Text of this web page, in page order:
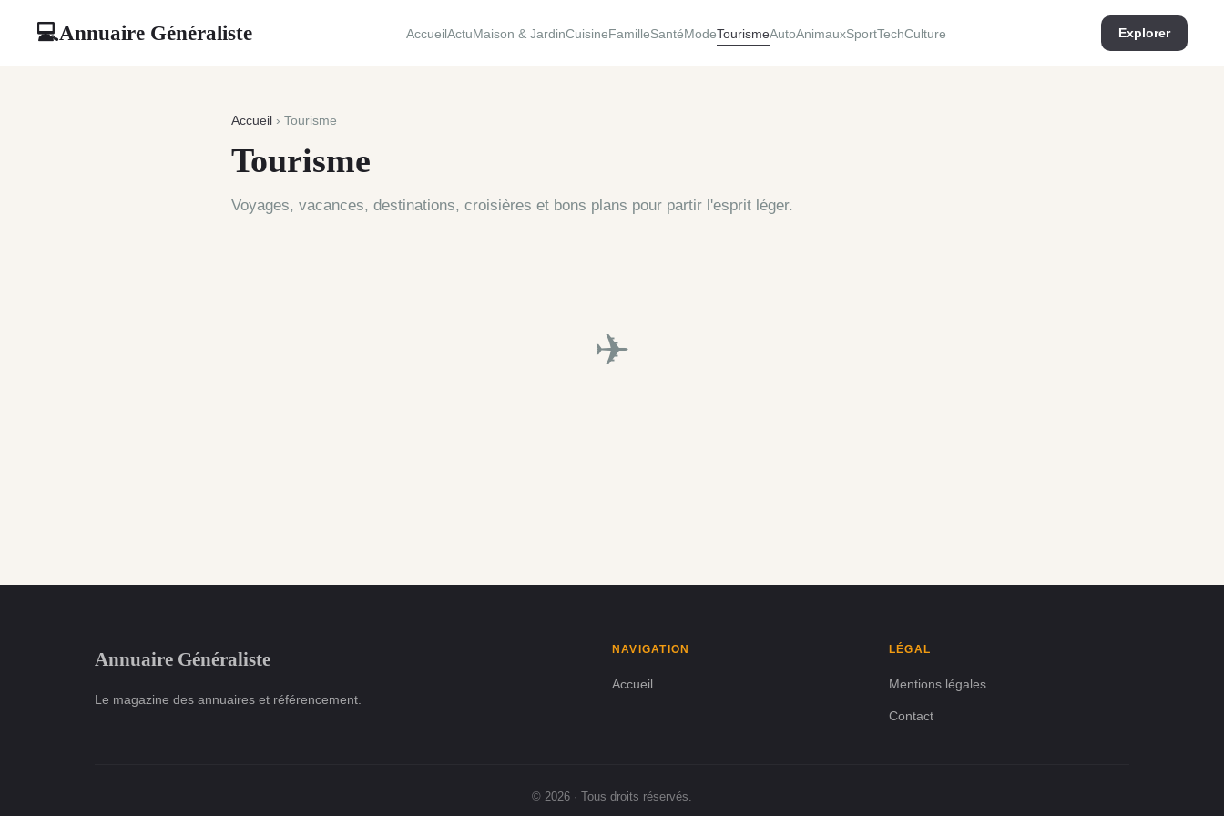
💻Annuaire Généraliste AccueilActuMaison & JardinCuisineFamilleSantéModeTourismeAutoAnimauxSportTechCulture Explorer
Accueil › Tourisme
Tourisme
Voyages, vacances, destinations, croisières et bons plans pour partir l'esprit léger.
✈
Annuaire Généraliste
Le magazine des annuaires et référencement.
NAVIGATION
Accueil
LÉGAL
Mentions légales
Contact
© 2026 · Tous droits réservés.